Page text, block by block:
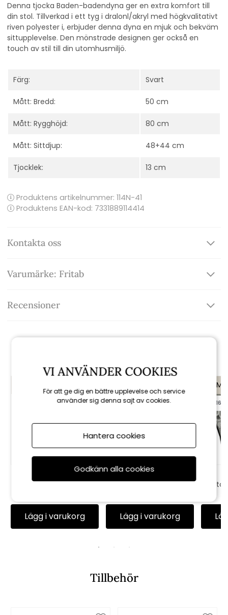
Denna tjocka Baden-badendyna ger en extra komfort till
din stol. Tillverkad i ett tyg i dralonl/akryl med högkvalitativt
riven polyester i, erbjuder denna dyna en mjuk och bekväm
sittupplevelse. Den mönstrade designen ger också en
touch av stil till din utomhusmiljö.
Färg: Svart
Mått: Bredd: 50 cm
Mått: Rygghöjd: 80 cm
Mått: Sittdjup: 48+44 cm
Tjocklek: 13 cm
Produktens artikelnummer: 114N-41
Produktens EAN-kod: 7331889114414
Kontakta oss
Varumärke: Fritab
Recensioner
Däckstolsdyna
Canyon - granitgrå
Lägg i varukorg
till 16/8
Borneo sittdyna
Canyon -
Lägg i varukorg
till 16/8
Tillbehör
VI ANVÄNDER COOKIES
För att ge dig en bättre upplevelse och service
använder sig denna sajt av cookies.
Hantera cookies
Godkänn alla cookies